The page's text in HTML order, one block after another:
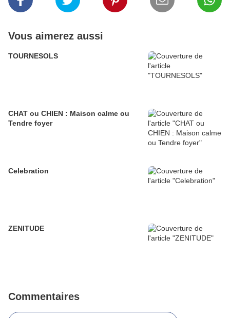
Vous aimerez aussi
TOURNESOLS
CHAT ou CHIEN : Maison calme ou
Tendre foyer
Celebration
ZENITUDE
Commentaires